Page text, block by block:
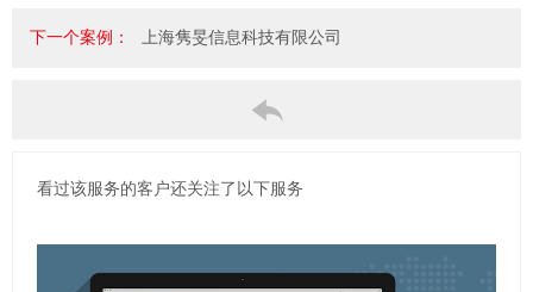
下一个案例： 上海隽旻信息科技有限公司
看过该服务的客户还关注了以下服务